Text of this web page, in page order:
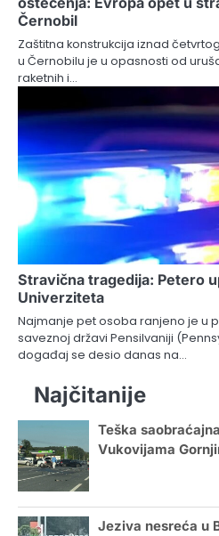
Černobil
Zaštitna konstrukcija iznad
u Černobilu je u opasnosti od
raketnih i…
Stravična tragedija: Petero
Univerziteta
Najmanje pet osoba ranjeno je u
saveznoj državi Pensilvaniji
događaj se desio danas na…
Najčitanije
Teška
Vukovijama
Jeziva nesreća u